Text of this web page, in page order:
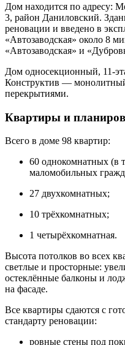
Дом находится по адресу:
3, район Даниловский.
реновации и введено в
«Автозаводская» около 8
«Автозаводская» и
Дом односекционный,
Конструктив —
перекрытиями.
Квартиры и
Всего в доме 98 квартир:
60 однокомнатных (в
маломобильных
27 двухкомнатных;
10 трёхкомнатных;
1 четырёхкомнатная.
Высота потолков во всех
светлые и просторные:
остеклённые балконы и
на фасаде.
Все квартиры сдаются с
стандарту реновации:
ровные стены под